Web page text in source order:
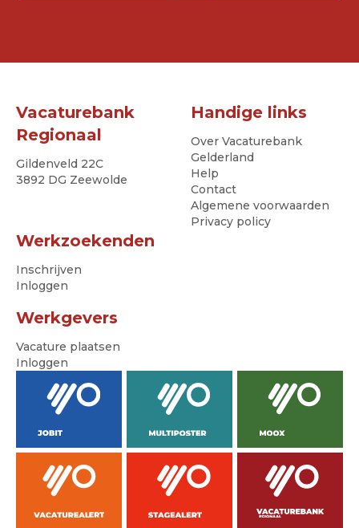
Vacaturebank
Regionaal
Gildenveld 22C
3892 DG Zeewolde
Handige links
Over Vacaturebank
Gelderland
Help
Contact
Algemene voorwaarden
Privacy policy
Werkzoekenden
Inschrijven
Inloggen
Werkgevers
Vacature plaatsen
Inloggen